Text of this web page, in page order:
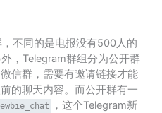
不同的是电报没有500人的
，Telegram群组分为公开群
信群，需要有邀请链接才能
的聊天内容。而公开群有一
，这个Telegram新